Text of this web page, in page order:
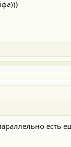
есть